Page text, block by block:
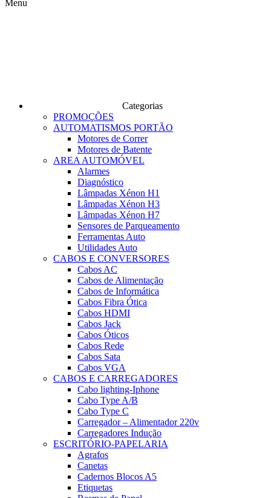
Menu
Categorias
PROMOÇÕES
AUTOMATISMOS PORTÃO
Motores de Correr
Motores de Batente
AREA AUTOMÓVEL
Alarmes
Diagnóstico
Lâmpadas Xénon H1
Lâmpadas Xénon H3
Lâmpadas Xénon H7
Sensores de Parqueamento
Ferramentas Auto
Utilidades Auto
CABOS E CONVERSORES
Cabos AC
Cabos de Alimentação
Cabos de Informática
Cabos Fibra Ótica
Cabos HDMI
Cabos Jack
Cabos Óticos
Cabos Rede
Cabos Sata
Cabos VGA
CABOS E CARREGADORES
Cabo lighting-Iphone
Cabo Type A/B
Cabo Type C
Carregador – Alimentador 220v
Carregadores Indução
ESCRITÓRIO-PAPELARIA
Agrafos
Canetas
Cadernos Blocos A5
Etiquetas